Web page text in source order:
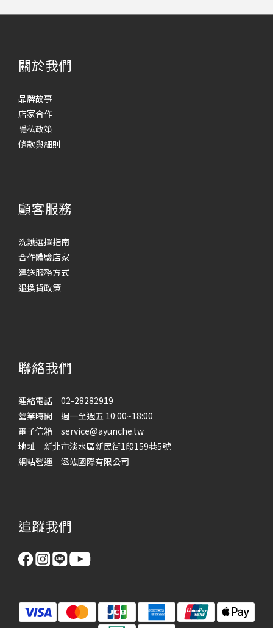
關於我們
品牌故事
店家合作
隱私政策
條款與細則
顧客服務
洗護選擇指南
合作體驗店家
運送服務方式
退換貨政策
聯絡我們
連絡電話｜02-28282919
營業時間｜週一至週五 10:00~18:00
電子信箱｜service@ayunche.tw
地址｜新北市淡水區新民街1段159巷5號
網站營運｜洆竑國際有限公司
追蹤我們